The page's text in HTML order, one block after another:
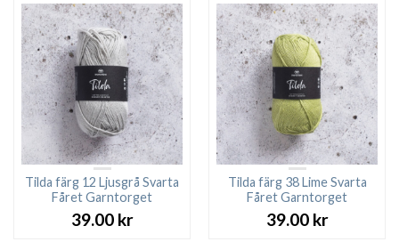
Tilda färg 12 Ljusgrå Svarta
Fåret Garntorget
39.00 kr
Tilda färg 38 Lime Svarta
Fåret Garntorget
39.00 kr